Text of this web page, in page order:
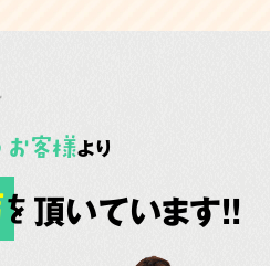
お客様より
頂いています!!